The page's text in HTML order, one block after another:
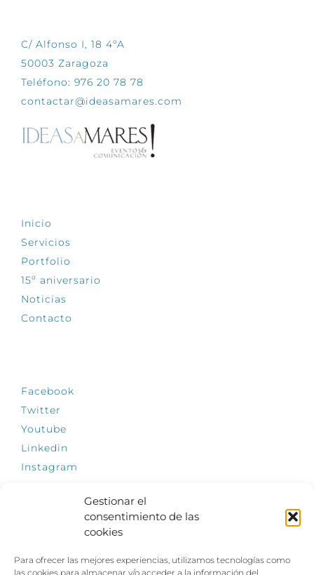
Gestionar el
consentimiento de las
cookies
Para ofrecer las mejores experiencias, utilizamos tecnologías como
las cookies para almacenar y/o acceder a la información del
C/ Alfonso I, 18 4ºA
50003 Zaragoza
Teléfono: 976 20 78 78
contactar@ideasamares.com
Inicio
Servicios
Portfolio
15º aniversario
Noticias
Contacto
Facebook
Twitter
Youtube
Linkedin
Instagram
El empleo, la gran llave para una vida